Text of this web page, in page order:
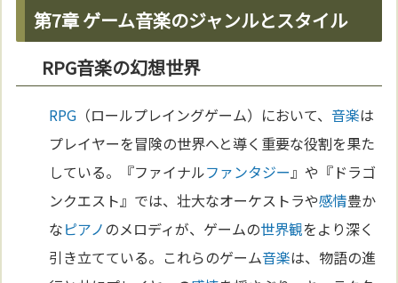
第7章 ゲーム音楽のジャンルとスタイル
RPG音楽の幻想世界
RPG （ロールプレイングゲーム）において、音楽は
プレイヤーを冒険の世界へと導く重要な役割を果た
している。『ファイナルファンタジー 』や『ドラゴ
ンクエスト』では、壮大なオーケストラや感情豊か
なピアノのメロディが、ゲームの世界観をより深く
引き立てている。これらのゲーム音楽は、物語の進